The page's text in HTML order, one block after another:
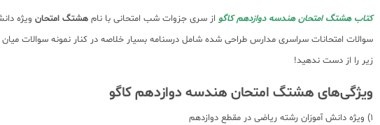
کتاب هشتگ امتحان هندسه دوازدهم کاگو از سری جزوات شب امتحانی با نام هشتگ امتحان ویژه
سوالات امتحانات سراسری مدارس طراحی شده شامل درسنامه بسیار خلاصه در کنار نمونه سوالات
زیر را از دست ندهید!
ویژگی‌های هشتگ امتحان هندسه دوازدهم کاگو
1) ویژه دانش آموزان رشته ریاضی در مقطع دوازدهم